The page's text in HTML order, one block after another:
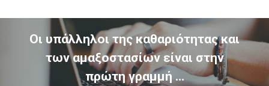
Οι υπάλληλοι της καθαριότητας και
των αμαξοστασίων είναι στην
πρώτη γραμμή …